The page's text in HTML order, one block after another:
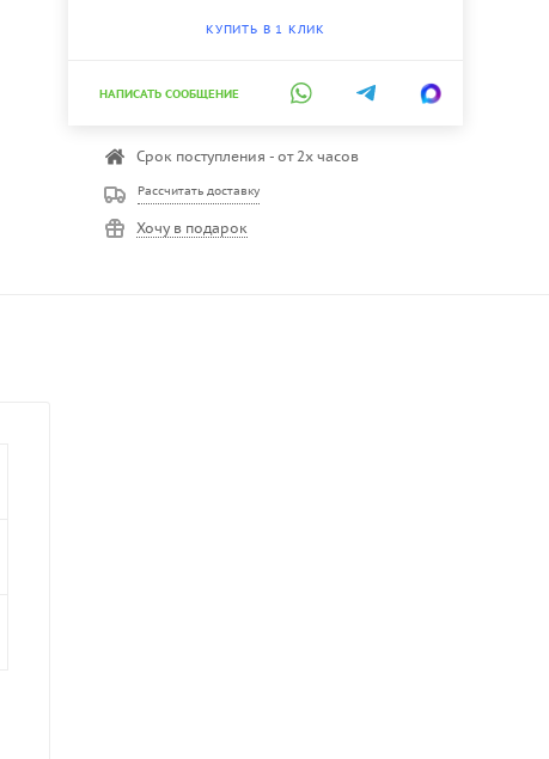
КУПИТЬ В 1 КЛИК
НАПИСАТЬ СООБЩЕНИЕ
Срок поступления - от 2х часов
Рассчитать доставку
Хочу в подарок